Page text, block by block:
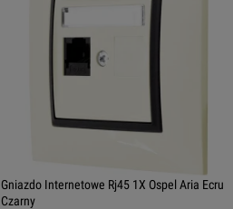
Gniazdo Internetowe Rj45 1X Ospel Aria Ecru
Czarny